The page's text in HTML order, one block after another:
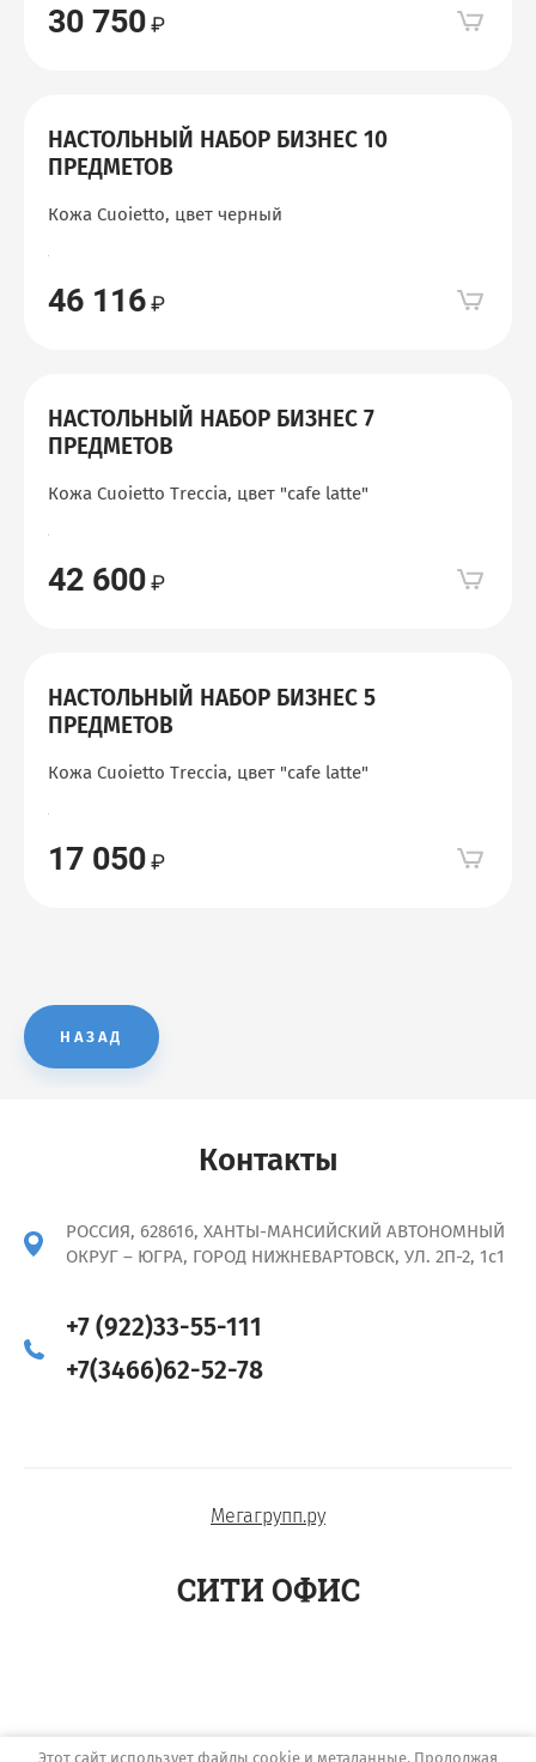
30 750
НАСТОЛЬНЫЙ НАБОР БИЗНЕС 10
ПРЕДМЕТОВ
Кожа Cuoietto, цвет черный
46 116
НАСТОЛЬНЫЙ НАБОР БИЗНЕС 7
ПРЕДМЕТОВ
Кожа Cuoietto Treccia, цвет "сafe latte"
42 600
НАСТОЛЬНЫЙ НАБОР БИЗНЕС 5
ПРЕДМЕТОВ
Кожа Cuoietto Treccia, цвет "сafe latte"
17 050
НАЗАД
СИТИ ОФИС
Контакты
РОССИЯ, 628616, ХАНТЫ-МАНСИЙСКИЙ АВТОНОМНЫЙ
ОКРУГ – ЮГРА, ГОРОД НИЖНЕВАРТОВСК, УЛ. 2П-2, 1с1
+7 (922)33-55-111
+7(3466)62-52-78
Мегагрупп.ру
Этот сайт использует файлы cookie и метаданные. Продолжая